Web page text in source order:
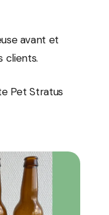
avant et
clients.
Pet Stratus